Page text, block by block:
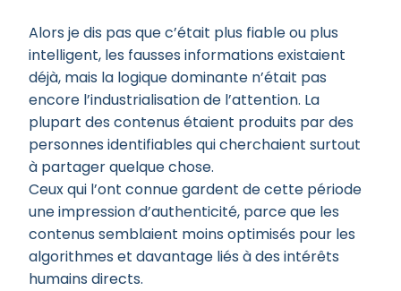
Alors je dis pas que c’était plus fiable ou plus
intelligent, les fausses informations existaient
déjà, mais la logique dominante n’était pas
encore l’industrialisation de l’attention. La
plupart des contenus étaient produits par des
personnes identifiables qui cherchaient surtout
à partager quelque chose.
Ceux qui l’ont connue gardent de cette période
une impression d’authenticité, parce que les
contenus semblaient moins optimisés pour les
algorithmes et davantage liés à des intérêts
humains directs.